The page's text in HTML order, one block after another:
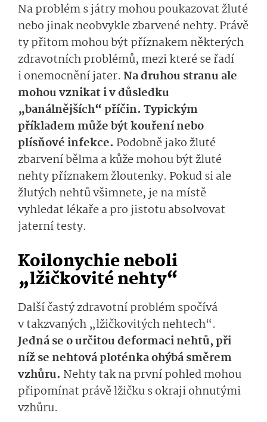
Na problém s játry mohou poukazovat žluté
nebo jinak neobvykle zbarvené nehty. Právě
ty přitom mohou být příznakem některých
zdravotních problémů, mezi které se řadí
i onemocnění jater. Na druhou stranu ale
mohou vznikat i v důsledku
„banálnějších“ příčin. Typickým
příkladem může být kouření nebo
plísňové infekce. Podobně jako žluté
zbarvení bělma a kůže mohou být žluté
nehty příznakem žloutenky. Pokud si ale
žlutých nehtů všimnete, je na místě
vyhledat lékaře a pro jistotu absolvovat
jaterní testy.
Koilonychie neboli
„lžičkovité nehty“
Další častý zdravotní problém spočívá
v takzvaných „lžičkovitých nehtech“.
Jedná se o určitou deformaci nehtů, při
níž se nehtová ploténka ohýbá směrem
vzhůru. Nehty tak na první pohled mohou
připomínat právě lžičku s okraji ohnutými
vzhůru.